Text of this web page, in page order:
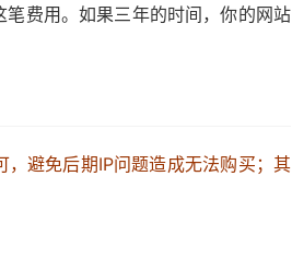
费用。如果三年的时间，你的网站
避免后期IP问题造成无法购买；其